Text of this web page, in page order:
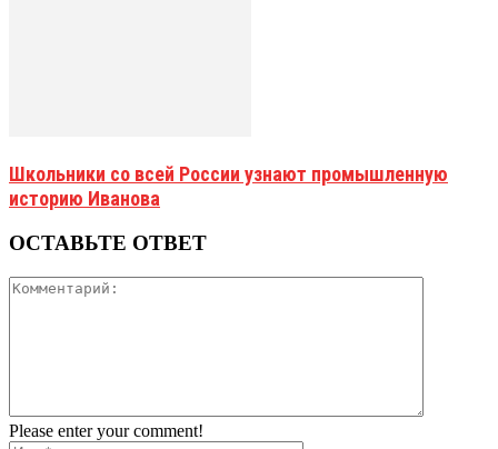
Школьники со всей России узнают промышленную
историю Иванова
ОСТАВЬТЕ ОТВЕТ
Please enter your comment!